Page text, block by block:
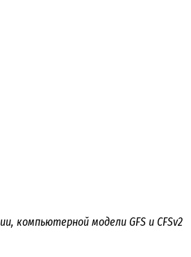
компьютерной модели GFS и CFSv2